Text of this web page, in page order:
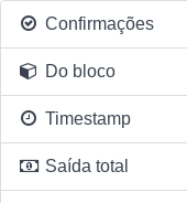
Confirmações
Do bloco
Timestamp
Saída total